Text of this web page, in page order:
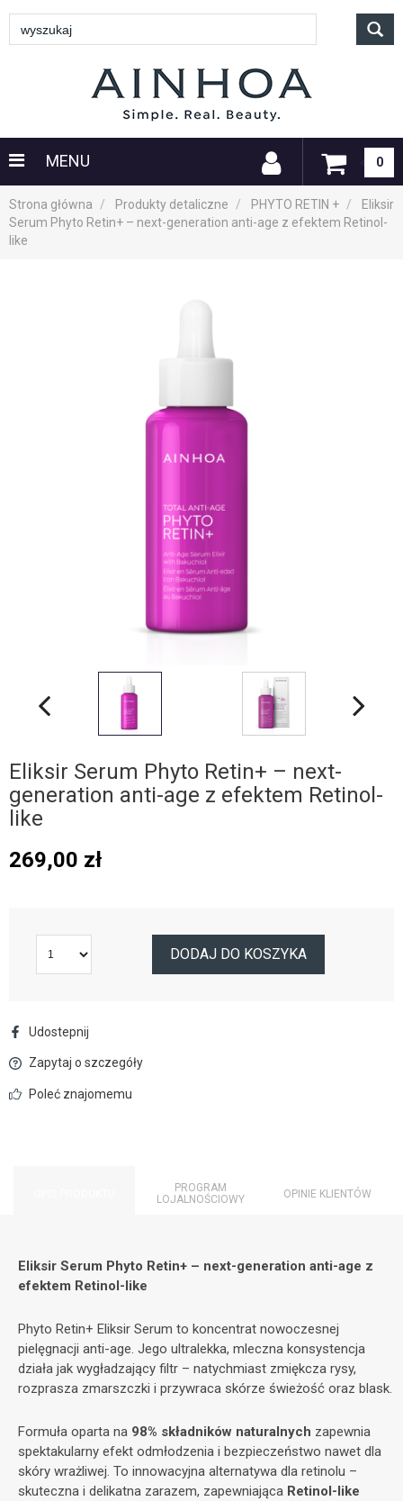
MENU 0
Strona główna Produkty detaliczne PHYTO RETIN +
Eliksir
Serum Phyto Retin+ – next-generation anti-age z efektem Retinol-
like
Eliksir Serum Phyto Retin+ – next-
generation anti-age z efektem Retinol-
like
269,00 zł
DODAJ DO KOSZYKA
Udostepnij
Zapytaj o szczegóły
Poleć znajomemu
PROGRAM
LOJALNOŚCIOWY
OPINIE KLIENTÓW
Eliksir Serum Phyto Retin+ – next-generation anti-age z
efektem Retinol-like
Phyto Retin+ Eliksir Serum to koncentrat nowoczesnej
pielęgnacji anti-age. Jego ultralekka, mleczna konsystencja
działa jak wygładzający filtr – natychmiast zmiękcza rysy,
rozprasza zmarszczki i przywraca skórze świeżość oraz blask.
Formuła oparta na 98% składników naturalnych zapewnia
spektakularny efekt odmłodzenia i bezpieczeństwo nawet dla
skóry wrażliwej. To innowacyjna alternatywa dla retinolu –
skuteczna i delikatna zarazem, zapewniająca Retinol-like